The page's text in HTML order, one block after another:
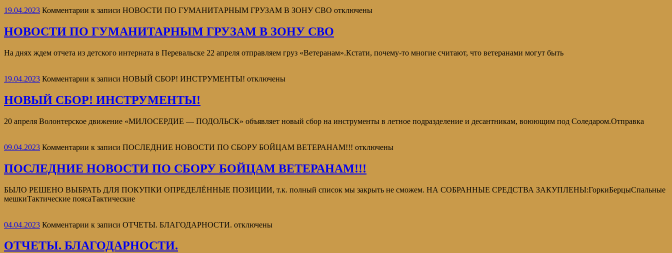
19.04.2023 Комментарии к записи НОВОСТИ ПО ГУМАНИТАРНЫМ ГРУЗАМ В ЗОНУ СВО отключены
НОВОСТИ ПО ГУМАНИТАРНЫМ ГРУЗАМ В ЗОНУ СВО
На днях ждем отчета из детского интерната в Перевальске 22 апреля отправляем груз «Ветеранам».Кстати, почему-то многие считают, что ветеранами могут быть
19.04.2023 Комментарии к записи НОВЫЙ СБОР! ИНСТРУМЕНТЫ! отключены
НОВЫЙ СБОР! ИНСТРУМЕНТЫ!
20 апреля Волонтерское движение «МИЛОСЕРДИЕ — ПОДОЛЬСК» объявляет новый сбор на инструменты в летное подразделение и десантникам, воюющим под Соледаром.Отправка
09.04.2023 Комментарии к записи ПОСЛЕДНИЕ НОВОСТИ ПО СБОРУ БОЙЦАМ ВЕТЕРАНАМ!!! отключены
ПОСЛЕДНИЕ НОВОСТИ ПО СБОРУ БОЙЦАМ ВЕТЕРАНАМ!!!
БЫЛО РЕШЕНО ВЫБРАТЬ ДЛЯ ПОКУПКИ ОПРЕДЕЛЁННЫЕ ПОЗИЦИИ, т.к. полный список мы закрыть не сможем. НА СОБРАННЫЕ СРЕДСТВА ЗАКУПЛЕНЫ:ГоркиБерцыСпальные
мешкиТактические поясаТактические
04.04.2023 Комментарии к записи ОТЧЕТЫ. БЛАГОДАРНОСТИ. отключены
ОТЧЕТЫ. БЛАГОДАРНОСТИ.